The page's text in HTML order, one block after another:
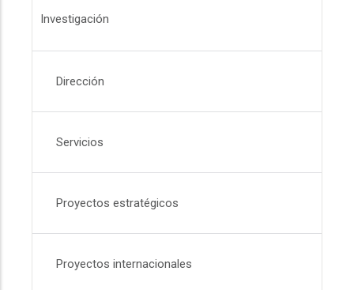
Investigación
Dirección
Servicios
Proyectos estratégicos
Proyectos internacionales